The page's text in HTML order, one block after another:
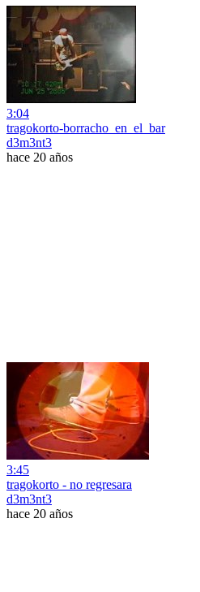
3:04
tragokorto-borracho_en_el_bar
d3m3nt3
hace 20 años
3:45
tragokorto - no regresara
d3m3nt3
hace 20 años